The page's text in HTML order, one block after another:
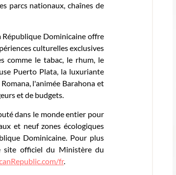
parcs nationaux, chaînes de
République Dominicaine offre
culturelles exclusives
comme le tabac, le rhum, le
Puerto Plata, la luxuriante
l'animée Barahona et
et de budgets.
dans le monde entier pour
et neuf zones écologiques
Dominicaine. Pour plus
site officiel du Ministère du
fr.